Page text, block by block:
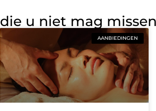
die u niet mag missen
AANBIEDINGEN